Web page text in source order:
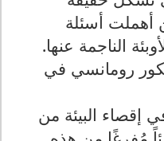
أسئلة
الناجمة عنها.
رومانسي في
إقصاء البيئة من